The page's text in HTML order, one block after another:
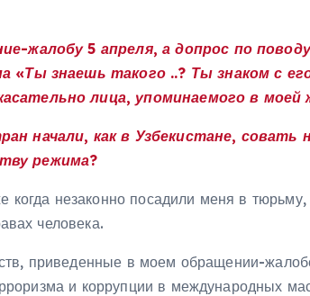
жалобу 5 апреля, а допрос по
«Ты знаешь такого ..? Ты знаком с
лица, упоминаемого в моей
начали, как в Узбекистане,
режима?
когда незаконно посадили меня в
человека.
приведенные в моем обращении-
и коррупции в международных